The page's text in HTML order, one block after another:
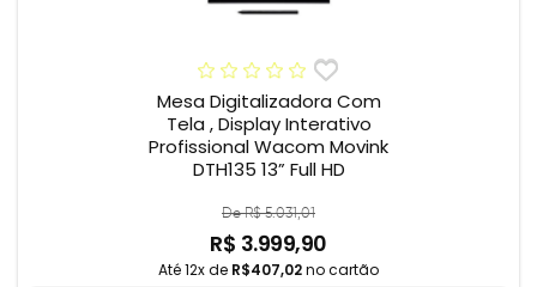
Mesa Digitalizadora Com
Tela , Display Interativo
Profissional Wacom Movink
DTH135 13” Full HD
De R$ 5.031,01
R$ 3.999,90
Até 12x de R$407,02no cartão